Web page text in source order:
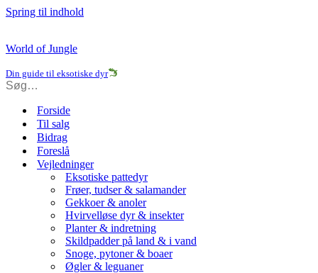
Spring til indhold
World of Jungle
Din guide til eksotiske dyr
Forside
Til salg
Bidrag
Foreslå
Vejledninger
Eksotiske pattedyr
Frøer, tudser & salamander
Gekkoer & anoler
Hvirvelløse dyr & insekter
Planter & indretning
Skildpadder på land & i vand
Snoge, pytoner & boaer
Øgler & leguaner